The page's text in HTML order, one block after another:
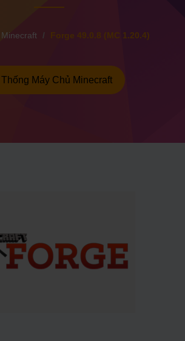
Minecraft Forge 49.0.8 (MC 1.20.4)
Thống Máy Chủ Minecraft